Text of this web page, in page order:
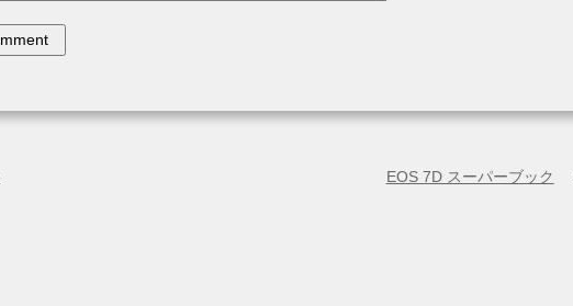
EOS 7D スーパーブック